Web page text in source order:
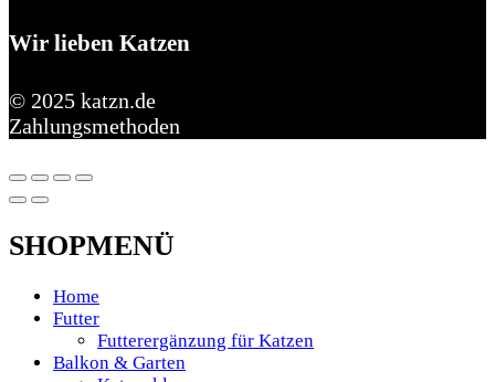
Wir lieben Katzen
© 2025 katzn.de
Zahlungsmethoden
SHOPMENÜ
Home
Futter
Futterergänzung für Katzen
Balkon & Garten